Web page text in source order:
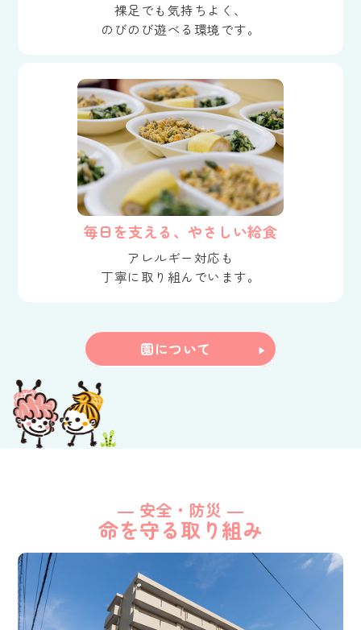
裸足でも気持ちよく、
のびのび遊べる環境です。
毎日を支える、やさしい給食
アレルギー対応も
丁寧に取り組んでいます。
園について
― 安全・防災 ―
命を守る取り組み